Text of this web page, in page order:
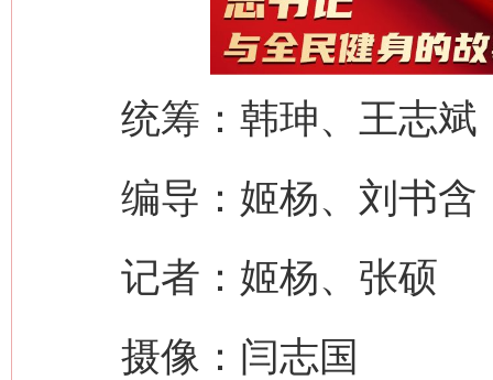
统筹：韩珅、王志斌
编导：姬杨、刘书含
记者：姬杨、张硕
摄像：闫志国